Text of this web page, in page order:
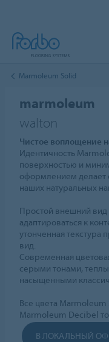
Marmoleum Solid
marmoleum
walton
Чистое воплощение
Идентичность
поверхностью и
оформлением делает
наших натуральных
Простой внешний вид
адаптироваться к
утонченная текстура
вид.
Современная
серыми тонами,
насыщенными
Все цвета Marmoleum
Marmoleum Decibel
В ЛОКАЛЬНЫЙ